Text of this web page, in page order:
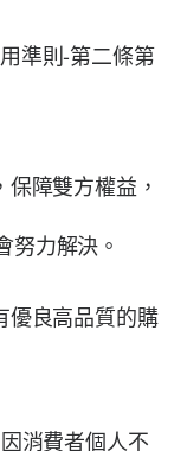
準則-第二條第
障雙方權益，
努力解決。
優良高品質的購
消費者個人不